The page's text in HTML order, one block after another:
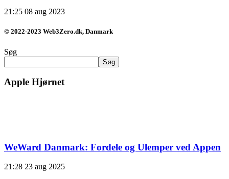
21:25 08 aug 2023
© 2022-2023 Web3Zero.dk, Danmark
Søg
Søg
Apple Hjørnet
WeWard Danmark: Fordele og Ulemper ved Appen
21:28 23 aug 2025